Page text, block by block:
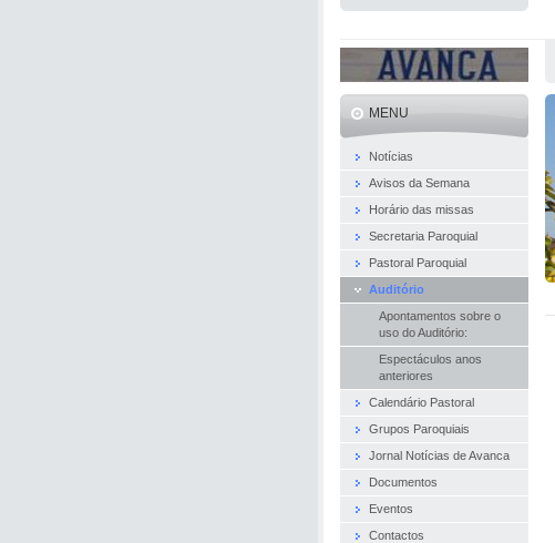
MENU
Notícias
Avisos da Semana
Horário das missas
Secretaria Paroquial
Pastoral Paroquial
Auditório
Apontamentos sobre o
uso do Auditório:
Espectáculos anos
anteriores
Calendário Pastoral
Grupos Paroquiais
Jornal Notícias de Avanca
Documentos
Eventos
Contactos